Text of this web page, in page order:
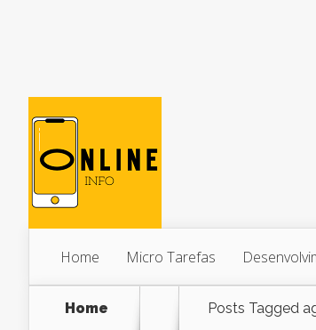
Home Micro Tarefas
Home Posts Tagged